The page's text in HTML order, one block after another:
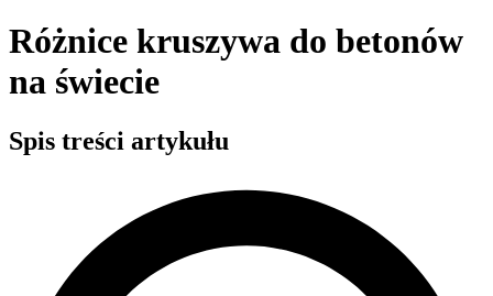
Różnice kruszywa do betonów
na świecie
Spis treści artykułu